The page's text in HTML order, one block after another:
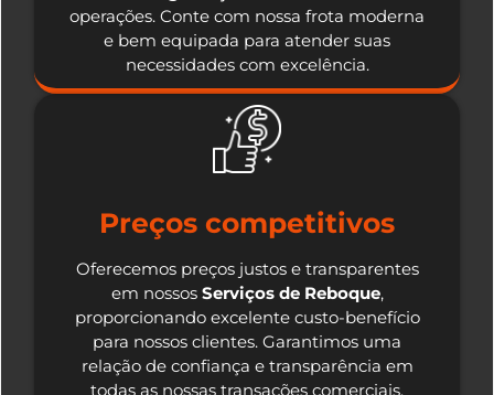
operações. Conte com nossa frota moderna
e bem equipada para atender suas
necessidades com excelência.
Preços competitivos
Oferecemos preços justos e transparentes
em nossos Serviços de Reboque,
proporcionando excelente custo-benefício
para nossos clientes. Garantimos uma
relação de confiança e transparência em
todas as nossas transações comerciais.